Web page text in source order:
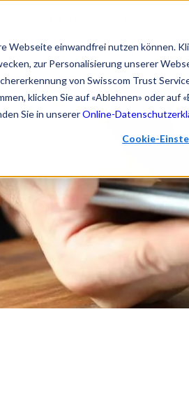
Webseite einwandfrei nutzen können.
zur Personalisierung unserer
von Swisscom Trust
klicken Sie auf «Ablehnen» oder
Sie in unsererOnline-
Cookie-
Lösungen